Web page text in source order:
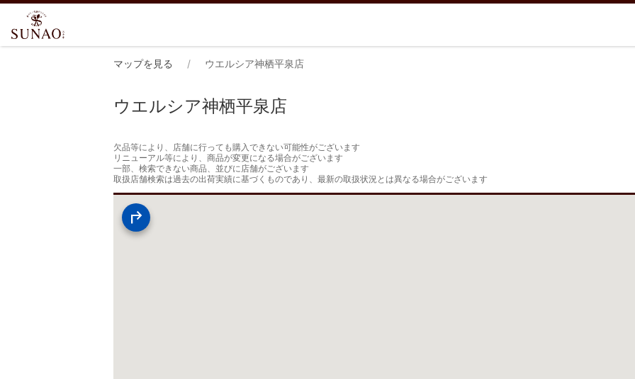
マップを見る ウエルシア神栖平泉店
ウエルシア神栖平泉店
欠品等により、店舗に行っても購入できない可能性がございます
リニューアル等により、商品が変更になる場合がございます
一部、検索できない商品、並びに店舗がございます
取扱店舗検索は過去の出荷実績に基づくものであり、最新の取扱状況とは異なる場合がございます